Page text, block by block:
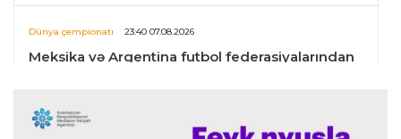
Dünya çempionatı 23:40 07.08.2026
Meksika və Argentina futbol federasiyalarından